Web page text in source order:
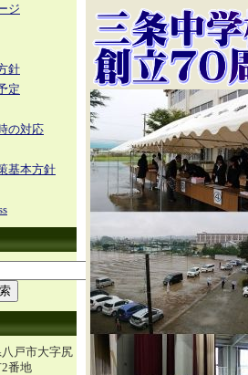
ジ
針
定
の対応
基本方針
戸市大字尻
番地